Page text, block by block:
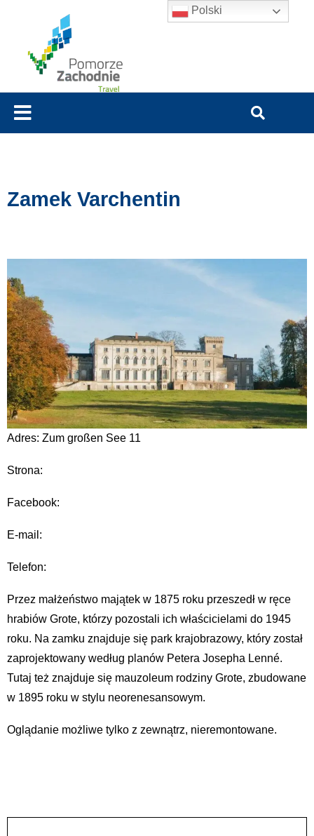
Zamek Varchentin
Adres: Zum großen See 11
Strona:
Facebook:
E-mail:
Telefon:
Przez małżeństwo majątek w 1875 roku przeszedł w ręce
hrabiów Grote, którzy pozostali ich właścicielami do 1945
roku. Na zamku znajduje się park krajobrazowy, który został
zaprojektowany według planów Petera Josepha Lenné.
Tutaj też znajduje się mauzoleum rodziny Grote, zbudowane
w 1895 roku w stylu neorenesansowym.
Oglądanie możliwe tylko z zewnątrz, nieremontowane.
Polski